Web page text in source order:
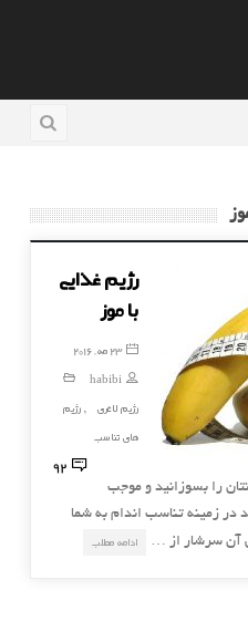
رژیم غذایی
با موز
23 مه, 2016
habibi
رژیم لاغری
, رژیم
های تناسب
92
را بسوزانید و موجب
در زمینه تناسب اندام به شما
آن سرشار از …
ادامه مطلب